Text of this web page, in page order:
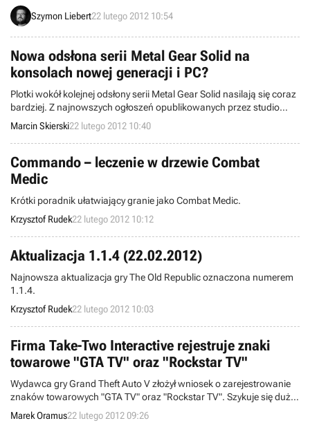
to play, która wystartuje jeszcze w tym roku.
Szymon Liebert22 lutego 2012 10:54
Nowa odsłona serii Metal Gear Solid na
konsolach nowej generacji i PC?
Plotki wokół kolejnej odsłony serii Metal Gear Solid nasilają się coraz
bardziej. Z najnowszych ogłoszeń opublikowanych przez studio
Kojima Productions wynika, że produkcja może ukazać się na
konsolach nowej generacji oraz PC.
Marcin Skierski22 lutego 2012 10:40
Commando – leczenie w drzewie Combat
Medic
Krótki poradnik ułatwiający granie jako Combat Medic.
Krzysztof Rudek22 lutego 2012 10:12
Aktualizacja 1.1.4 (22.02.2012)
Najnowsza aktualizacja gry The Old Republic oznaczona numerem
1.1.4.
Krzysztof Rudek22 lutego 2012 10:03
Firma Take-Two Interactive rejestruje znaki
towarowe "GTA TV" oraz "Rockstar TV"
Wydawca gry Grand Theft Auto V złożył wniosek o zarejestrowanie
znaków towarowych "GTA TV" oraz "Rockstar TV". Szykuje się duża
akcja promocyjna?
Marek Oramus22 lutego 2012 09:26